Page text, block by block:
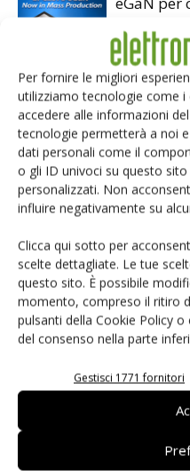
Per fornire le migliori
utilizziamo tecnologie come
accedere alle informazioni
tecnologie permetterà a noi
dati personali come il
o gli ID univoci su questo
personalizzati. Non
influire negativamente su
Clicca qui sotto per
scelte dettagliate. Le tue
questo sito. È possibile
momento, compreso il ritiro
pulsanti della Cookie Policy
del consenso nella parte
Gestisci 1771 fornitori
Microchip
Infineon e
corrente
LASCIA UN COMMENTO